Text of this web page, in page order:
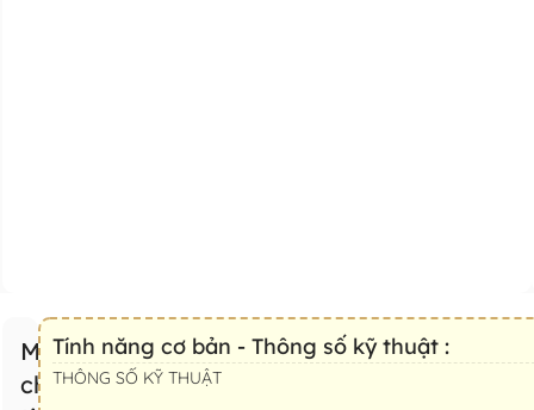
Mô tả
chi
Tính năng cơ bản - Thông số kỹ thuật :
THÔNG SỐ KỸ THUẬT